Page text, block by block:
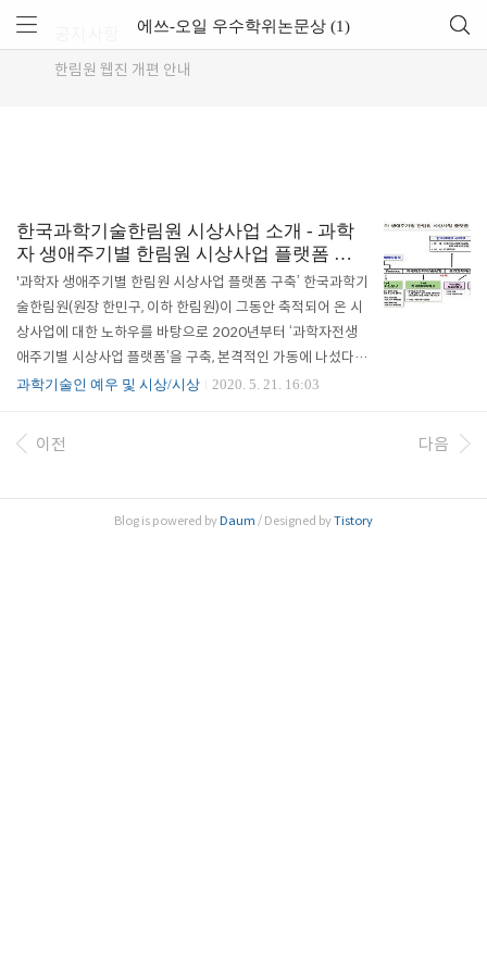
한림원 웹진 개편 안내
에쓰-오일 우수학위논문상 (1)
한국과학기술한림원 시상사업 소개 - 과학
자 생애주기별 한림원 시상사업 플랫폼 구
축
'과학자 생애주기별 한림원 시상사업 플랫폼 구축’ 한국과학기
술한림원(원장 한민구, 이하 한림원)이 그동안 축적되어 온 시
상사업에 대한 노하우를 바탕으로 2020년부터 ‘과학자전생
애주기별 시상사업 플랫폼’을 구축, 본격적인 가동에 나섰다.
한림원은 과학기술인의 자긍심을 높이고 사기를 진작시키고
인을 선발, 포상해왔다. 특히 올해부터는 과학자전생애주기별
시상사업 플랫폼을 통해 과학기술 꿈나무인 청소년부터 박사
한다. 한림원은 올해 정부가 지원하는 한국과학상· 공학상 포
과학기술인 예우 및 시상/시상 2020. 5. 21. 16:03
이전 다음
Blog is powered byDaum / Designed byTistory